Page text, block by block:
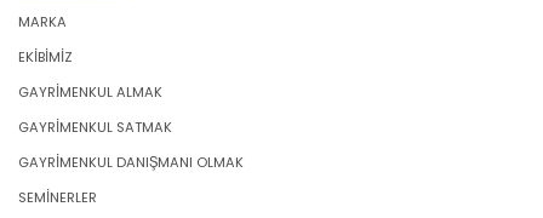
MARKA
EKİBİMİZ
GAYRİMENKUL ALMAK
GAYRİMENKUL SATMAK
GAYRİMENKUL DANIŞMANI OLMAK
SEMİNERLER